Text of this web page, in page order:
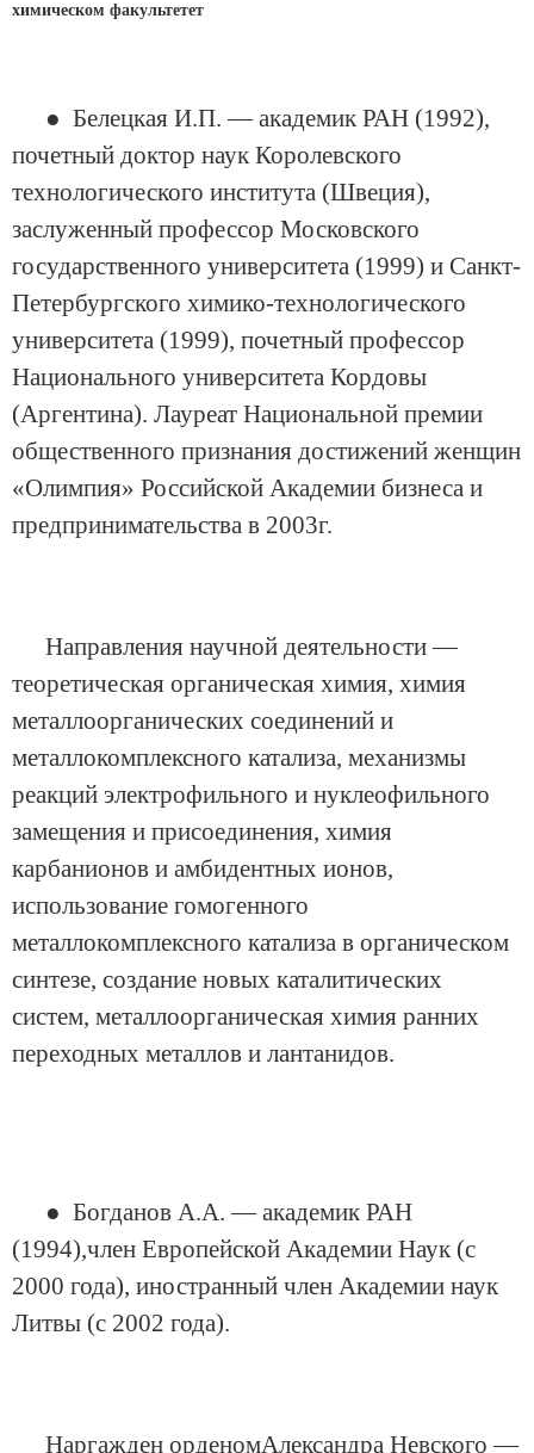
химическом факультетет
● Белецкая И.П. — академик РАН (1992),
почетный доктор наук Королевского
технологического института (Швеция),
заслуженный профессор Московского
государственного университета (1999) и Санкт-
Петербургского химико-технологического
университета (1999), почетный профессор
Национального университета Кордовы
(Аргентина). Лауреат Национальной премии
общественного признания достижений женщин
«Олимпия» Российской Академии бизнеса и
предпринимательства в 2003г.
Направления научной деятельности —
теоретическая органическая химия, химия
металлоорганических соединений и
металлокомплексного катализа, механизмы
реакций электрофильного и нуклеофильного
замещения и присоединения, химия
карбанионов и амбидентных ионов,
использование гомогенного
металлокомплексного катализа в органическом
синтезе, создание новых каталитических
систем, металлоорганическая химия ранних
переходных металлов и лантанидов.
● Богданов А.А. — академик РАН
(1994),член Европейской Академии Наук (с
2000 года), иностранный член Академии наук
Литвы (с 2002 года).
Наргажден орденомАлександра Невского —